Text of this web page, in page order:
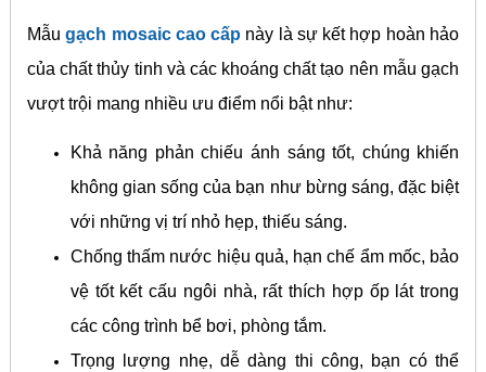
Mẫugạch mosaic cao cấp này là sự kết hợp hoàn hảo
của chất thủy tinh và các khoáng chất tạo nên mẫu gạch
vượt trội mang nhiều ưu điểm nổi bật như:
Khả năng phản chiếu ánh sáng tốt, chúng khiến
không gian sống của bạn như bừng sáng, đặc biệt
với những vị trí nhỏ hẹp, thiếu sáng.
Chống thấm nước hiệu quả, hạn chế ẩm mốc, bảo
vệ tốt kết cấu ngôi nhà, rất thích hợp ốp lát trong
các công trình bể bơi, phòng tắm.
Trọng lượng nhẹ, dễ dàng thi công, bạn có thể